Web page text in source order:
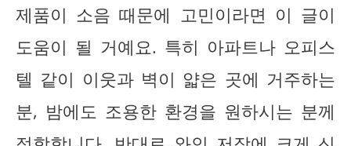
제품이 소음 때문에 고민이라면 이 글이
도움이 될 거예요. 특히 아파트나 오피스
텔 같이 이웃과 벽이 얇은 곳에 거주하는
분, 밤에도 조용한 환경을 원하시는 분께